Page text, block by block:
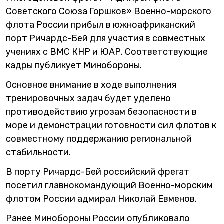
Советского Союза Горшков» Военно-морского
флота России прибыл в южноафриканский
порт Ричардс-Бей для участия в совместных
учениях с ВМС КНР и ЮАР. Соответствующие
кадры публикует Минобороны.
Основное внимание в ходе выполнения
тренировочных задач будет уделено
противодействию угрозам безопасности в
море и демонстрации готовности сил флотов к
совместному поддержанию региональной
стабильности.
В порту Ричардс-Бей российский фрегат
посетил главнокомандующий Военно-морским
флотом России адмирал Николай Евменов.
Ранее Минобороны России опубликовало